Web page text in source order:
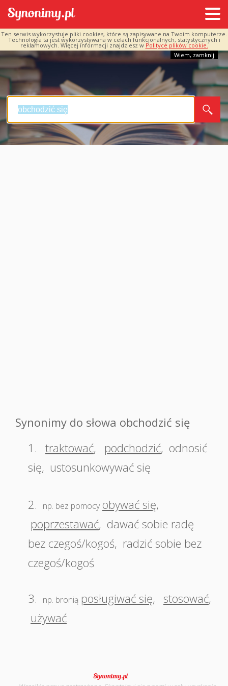
Ten serwis wykorzystuje pliki cookies, które są zapisywane na Twoim komputerze.
Technologia ta jest wykorzystywana w celach funkcjonalnych, statystycznych i
reklamowych. Więcej informacji znajdziesz w Polityce plików cookie.
Wiem, zamknij
Synonimy do słowa obchodzić się
1. traktować, podchodzić, odnosić
się, ustosunkowywać się
2. np. bez pomocy obywać się,
poprzestawać, dawać sobie radę
bez czegoś/kogoś, radzić sobie bez
czegoś/kogoś
3. np. bronią posługiwać się, stosować,
używać